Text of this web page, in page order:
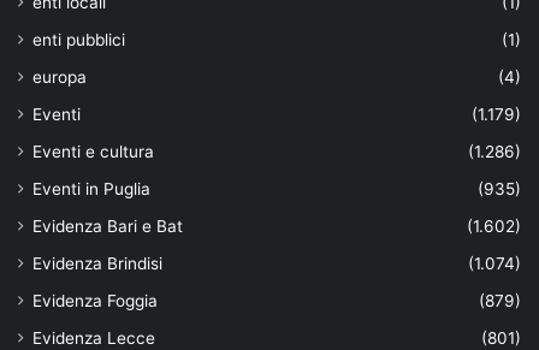
enti pubblici
(1)
europa
(4)
Eventi
(1.179)
Eventi e cultura
(1.286)
Eventi in Puglia
(935)
Evidenza Bari e Bat
(1.602)
Evidenza Brindisi
(1.074)
Evidenza Foggia
(879)
Evidenza Lecce
(801)